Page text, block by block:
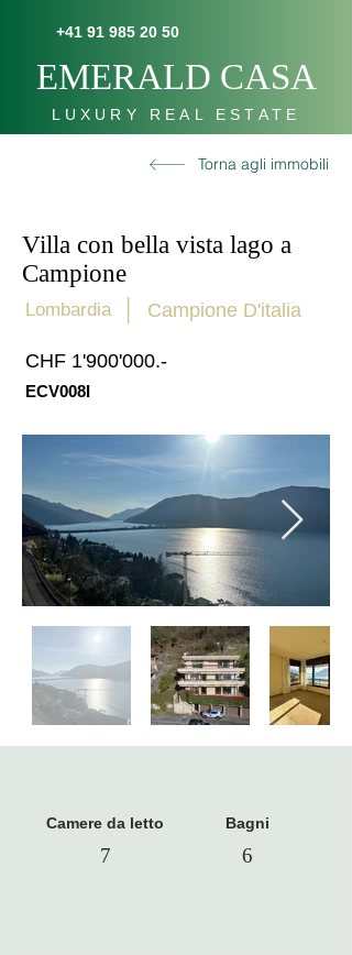
+41 91 985 20 50
EMERALD CASA
LUXURY REAL ESTATE
Torna agli immobili
Villa con bella vista lago a
Campione
Lombardia Campione D'italia
|
CHF 1'900'000.-
ECV008I
Camere da letto Bagni
7 6